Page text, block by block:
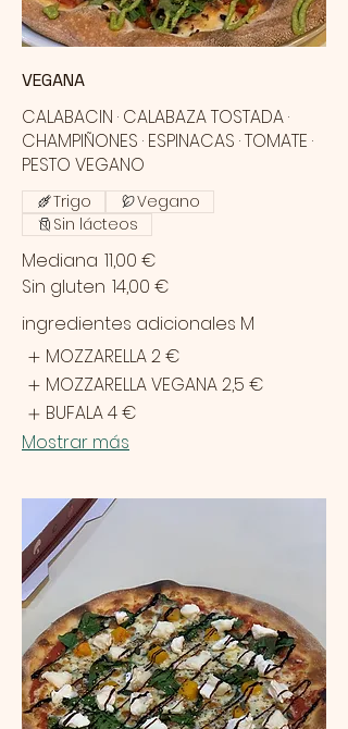
VEGANA
CALABACIN · CALABAZA TOSTADA ·
CHAMPIÑONES · ESPINACAS · TOMATE ·
PESTO VEGANO
Mediana 11,00 €
Sin gluten 14,00 €
Trigo
Vegano
Sin lácteos
ingredientes adicionales M
MOZZARELLA2 €
MOZZARELLA VEGANA2,5 €
BUFALA4 €
Mostrar más